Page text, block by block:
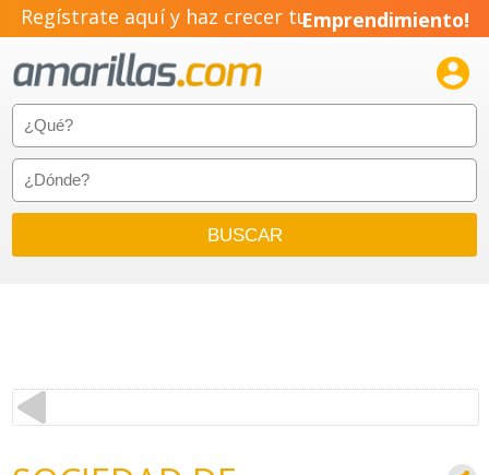
Regístrate aquí y haz crecer tuEmprendimiento!
